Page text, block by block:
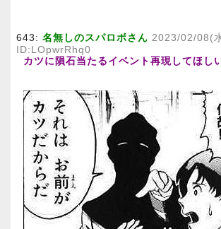
643: 名無しのスパロボさん 2023/02/08(
ID:LOpwrRhq0
カツに隕石当たるイベント再現してほし